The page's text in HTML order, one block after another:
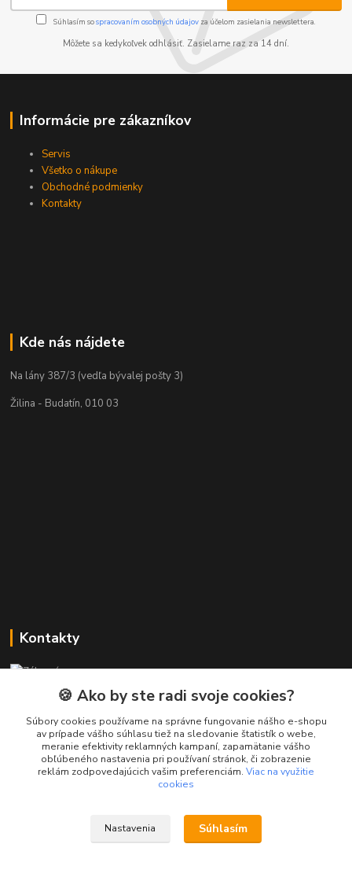
Súhlasím sospracovaním osobných údajov za účelom zasielania newslettera.
Môžete sa kedykoľvek odhlásiť. Zasielame raz za 14 dní.
Informácie pre zákazníkov
Servis
Všetko o nákupe
Obchodné podmienky
Kontakty
Kde nás nájdete
Na lány 387/3 (vedľa bývalej pošty 3)
Žilina - Budatín, 010 03
Kontakty
+421 911 010 560
Po-Pia, 13-17 hod.
info@presmartfon.sk
🍪 Ako by ste radi svoje cookies?
Súbory cookies používame na správne fungovanie nášho e-shopu
av prípade vášho súhlasu tiež na sledovanie štatistík o webe,
meranie efektivity reklamných kampaní, zapamätanie vášho
obľúbeného nastavenia pri používaní stránok, či zobrazenie
reklám zodpovedajúcich vašim preferenciám. Viac na využitie
cookies
Nastavenia Súhlasím